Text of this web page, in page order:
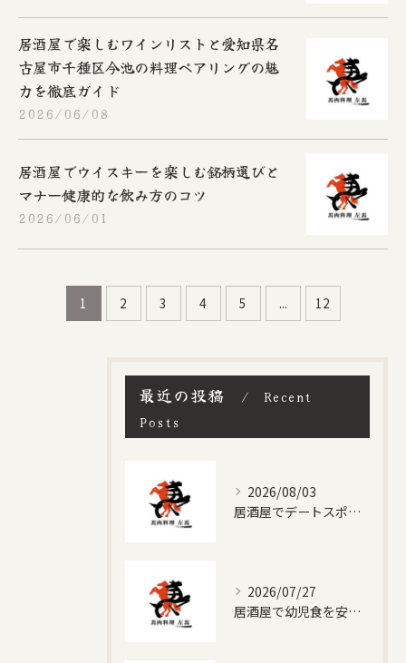
居酒屋で楽しむワインリストと愛知県名
古屋市千種区今池の料理ペアリングの魅
力を徹底ガイド
2026/06/08
居酒屋でウイスキーを楽しむ銘柄選びと
マナー健康的な飲み方のコツ
2026/06/01
1 2 3 4 5 ... 12
最近の投稿
Recent
Posts
2026/08/03
居酒屋でデートスポットを探すなら愛知県名古屋市千種区振甫町の魅力と選び方徹底ガイド
2026/07/27
居酒屋で幼児食を安心して楽しむためのキッズルーム活用と選び方ガイド